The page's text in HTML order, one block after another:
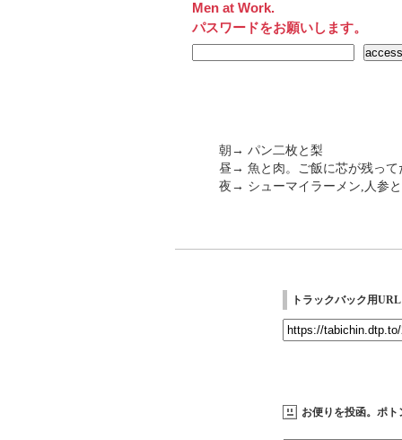
Men at Work.
パスワードをお願いします。
朝→ パン二枚と梨
昼→ 魚と肉。ご飯に芯が残って
夜→ シューマイラーメン,人参
トラックバック用URL
お便りを投函。ポト